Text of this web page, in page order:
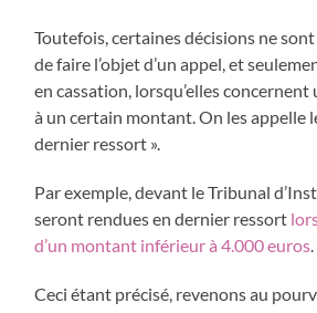
Toutefois, certaines décisions ne
de faire l’objet d’un appel, et
en cassation, lorsqu’elles
à un certain montant. On les appelle
dernier ressort ».
Par exemple, devant le Tribunal
seront rendues en dernier ressort
d’un montant inférieur à 4.000 euros
Ceci étant précisé, revenons au